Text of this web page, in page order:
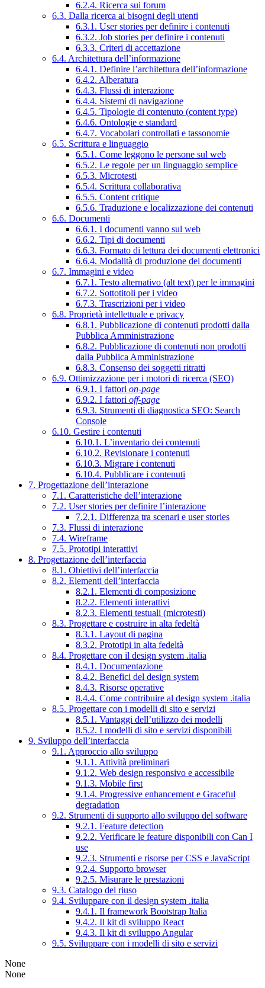
6.2.4. Ricerca sui forum
6.3. Dalla ricerca ai bisogni degli utenti
6.3.1. User stories per definire i contenuti
6.3.2. Job stories per definire i contenuti
6.3.3. Criteri di accettazione
6.4. Architettura dell’informazione
6.4.1. Definire l’architettura dell’informazione
6.4.2. Alberatura
6.4.3. Flussi di interazione
6.4.4. Sistemi di navigazione
6.4.5. Tipologie di contenuto (content type)
6.4.6. Ontologie e standard
6.4.7. Vocabolari controllati e tassonomie
6.5. Scrittura e linguaggio
6.5.1. Come leggono le persone sul web
6.5.2. Le regole per un linguaggio semplice
6.5.3. Microtesti
6.5.4. Scrittura collaborativa
6.5.5. Content critique
6.5.6. Traduzione e localizzazione dei contenuti
6.6. Documenti
6.6.1. I documenti vanno sul web
6.6.2. Tipi di documenti
6.6.3. Formato di lettura dei documenti elettronici
6.6.4. Modalità di produzione dei documenti
6.7. Immagini e video
6.7.1. Testo alternativo (alt text) per le immagini
6.7.2. Sottotitoli per i video
6.7.3. Trascrizioni per i video
6.8. Proprietà intellettuale e privacy
6.8.1. Pubblicazione di contenuti prodotti dalla
Pubblica Amministrazione
6.8.2. Pubblicazione di contenuti non prodotti
dalla Pubblica Amministrazione
6.8.3. Consenso dei soggetti ritratti
6.9. Ottimizzazione per i motori di ricerca (SEO)
6.9.1. I fattori on-page
6.9.2. I fattori off-page
6.9.3. Strumenti di diagnostica SEO: Search
Console
6.10. Gestire i contenuti
6.10.1. L’inventario dei contenuti
6.10.2. Revisionare i contenuti
6.10.3. Migrare i contenuti
6.10.4. Pubblicare i contenuti
7. Progettazione dell’interazione
7.1. Caratteristiche dell’interazione
7.2. User stories per definire l’interazione
7.2.1. Differenza tra scenari e user stories
7.3. Flussi di interazione
7.4. Wireframe
7.5. Prototipi interattivi
8. Progettazione dell’interfaccia
8.1. Obiettivi dell’interfaccia
8.2. Elementi dell’interfaccia
8.2.1. Elementi di composizione
8.2.2. Elementi interattivi
8.2.3. Elementi testuali (microtesti)
8.3. Progettare e costruire in alta fedeltà
8.3.1. Layout di pagina
8.3.2. Prototipi in alta fedeltà
8.4. Progettare con il design system .italia
8.4.1. Documentazione
8.4.2. Benefici del design system
8.4.3. Risorse operative
8.4.4. Come contribuire al design system .italia
8.5. Progettare con i modelli di sito e servizi
8.5.1. Vantaggi dell’utilizzo dei modelli
8.5.2. I modelli di sito e servizi disponibili
9. Sviluppo dell’interfaccia
9.1. Approccio allo sviluppo
9.1.1. Attività preliminari
9.1.2. Web design responsivo e accessibile
9.1.3. Mobile first
9.1.4. Progressive enhancement e Graceful
degradation
9.2. Strumenti di supporto allo sviluppo del software
9.2.1. Feature detection
9.2.2. Verificare le feature disponibili con Can I
use
9.2.3. Strumenti e risorse per CSS e JavaScript
9.2.4. Supporto browser
9.2.5. Misurare le prestazioni
9.3. Catalogo del riuso
9.4. Sviluppare con il design system .italia
9.4.1. Il framework Bootstrap Italia
9.4.2. Il kit di sviluppo React
9.4.3. Il kit di sviluppo Angular
9.5. Sviluppare con i modelli di sito e servizi
None
None